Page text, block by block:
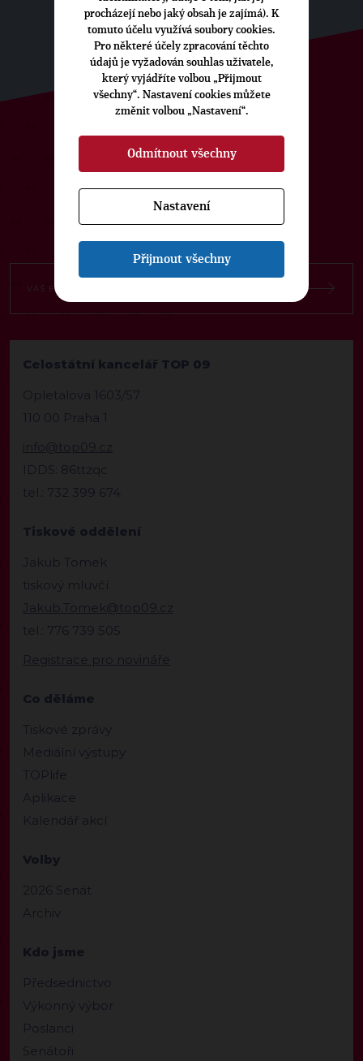
ODEBÍREJTE NÁŠ TOPOVÝ
NEWSLETTER
Celostátní kancelář TOP 09
Opletalova 1603/57
110 00 Praha 1
info@top09.cz
IDDS: 86ttzqc
tel.: 732 399 674
Tiskové oddělení
Jakub Tomek
tiskový mluvčí
Jakub.Tomek@top09.cz
tel.: 776 739 505
Registrace pro novináře
Co děláme
Tiskové zprávy
Mediální výstupy
TOPlife
Aplikace
Kalendář akcí
Volby
2026 Senát
Archiv
Kdo jsme
Předsednictvo
Výkonný výbor
Poslanci
Senátoři
procházejí nebo jaký obsah je zajímá). K
tomuto účelu využívá soubory cookies.
Pro některé účely zpracování těchto
údajů je vyžadován souhlas uživatele,
který vyjádříte volbou „Přijmout
všechny“. Nastavení cookies můžete
změnit volbou „Nastavení“.
Odmítnout všechny
Nastavení
Přijmout všechny